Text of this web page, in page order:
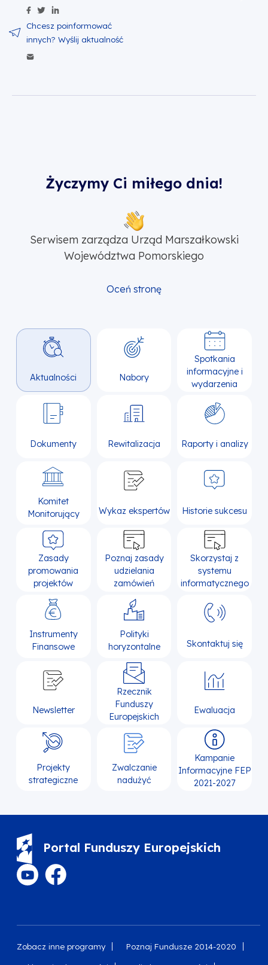
Udostępnij zawartość na Facebook
Udostępnij zawartość na Twitter
Życzymy Ci miłego dnia!
Serwisem zarządza Urząd Marszałkowski
Województwa Pomorskiego
Oceń stronę
Aktualności Nabory
Spotkania
informacyjne i
wydarzenia
Dokumenty Rewitalizacja Raporty i analizy
Komitet
Monitorujący
Wykaz ekspertów Historie sukcesu
Zasady
promowania
projektów
Poznaj zasady
udzielania
zamówień
Skorzystaj z
systemu
informatycznego
Instrumenty
Finansowe
Polityki
horyzontalne
Skontaktuj się
Newsletter
Rzecznik
Funduszy
Europejskich
Ewaluacja
Projekty
strategiczne
Zwalczanie
nadużyć
Kampanie
Informacyjne FEP
2021-2027
Portal Funduszy Europejskich
Zobacz inne programy Poznaj Fundusze 2014-2020